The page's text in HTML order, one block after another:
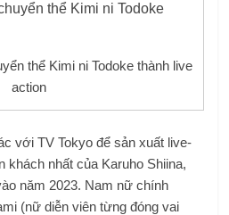
thể Kimi ni Todoke thành live
action
với TV Tokyo để sản xuất live-
khách nhất của Karuho Shiina,
năm 2023. Nam nữ chính
(nữ diễn viên từng đóng vai